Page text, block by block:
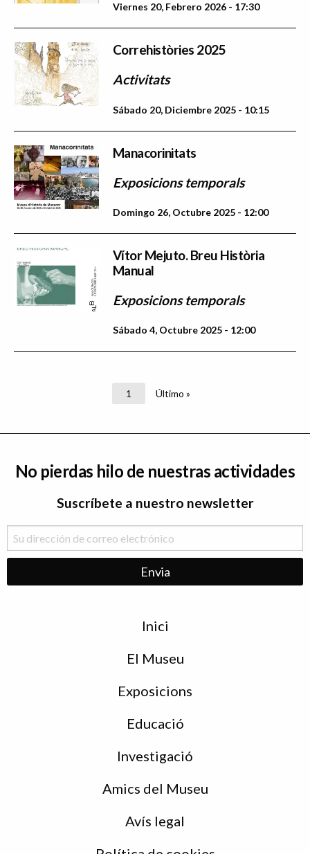
Viernes 20, Febrero 2026 - 17:30
Correhistòries 2025
Activitats
Sábado 20, Diciembre 2025 - 10:15
Manacorinitats
Exposicions temporals
Domingo 26, Octubre 2025 - 12:00
Vítor Mejuto. Breu Història
Manual
Exposicions temporals
Sábado 4, Octubre 2025 - 12:00
Página
actual
1
Última
Último »
No pierdas hilo de nuestras actividades
Suscríbete a nuestro newsletter
Inici
El Museu
Exposicions
Educació
Investigació
Amics del Museu
Avís legal